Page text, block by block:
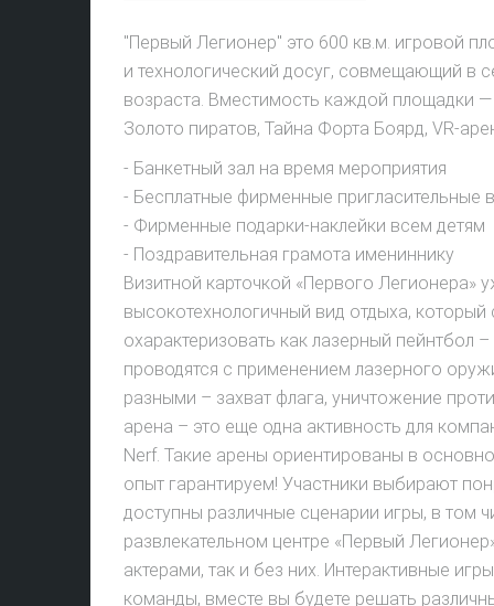
"Первый Легионер" это 600 кв.м. игровой
и технологический досуг, совмещающий в
возраста. Вместимость каждой площадки —
Золото пиратов, Тайна Форта Боярд, VR-
- Банкетный зал на время мероприятия
- Бесплатные фирменные пригласительные
- Фирменные подарки-наклейки всем детям
- Поздравительная грамота имениннику
Визитной карточкой «Первого Легионера»
высокотехнологичный вид отдыха,
охарактеризовать как лазерный пейнтбол
проводятся с применением лазерного
разными – захват флага, уничтожение
арена – это еще одна активность для
Nerf. Такие арены ориентированы в
опыт гарантируем! Участники выбирают
доступны различные сценарии игры, в том
развлекательном центре «Первый
актерами, так и без них. Интерактивные
команды, вместе вы будете решать